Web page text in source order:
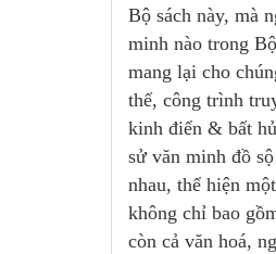
Bộ sách này, mà
minh nào trong
mang lại cho
thế, công trình
kinh điển & bất
sử văn minh đồ
nhau, thể hiện
không chỉ bao
còn cả văn hoá,